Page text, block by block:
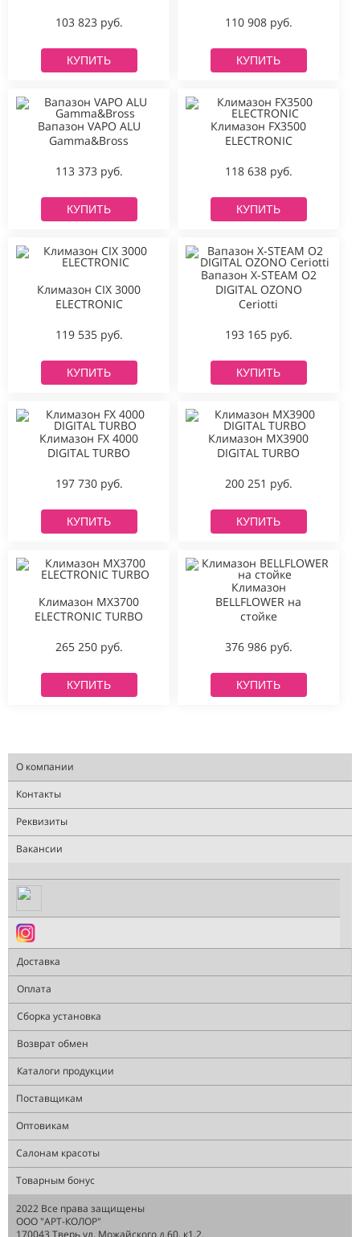
103 823 руб.
КУПИТЬ
110 908 руб.
КУПИТЬ
Вапазон VAPO ALU
Gamma&Bross
113 373 руб.
КУПИТЬ
Климазон FX3500
ELECTRONIC
118 638 руб.
КУПИТЬ
Климазон CIX 3000
ELECTRONIC
119 535 руб.
КУПИТЬ
Вапазон X-STEAM O2
DIGITAL OZONO
Ceriotti
193 165 руб.
КУПИТЬ
Климазон FX 4000
DIGITAL TURBO
197 730 руб.
КУПИТЬ
Климазон MX3900
DIGITAL TURBO
200 251 руб.
КУПИТЬ
Климазон MX3700
ELECTRONIC TURBO
265 250 руб.
КУПИТЬ
Климазон
BELLFLOWER на
стойке
376 986 руб.
КУПИТЬ
О компании
Контакты
Реквизиты
Вакансии
Доставка
Оплата
Сборка установка
Возврат обмен
Каталоги продукции
Поставщикам
Оптовикам
Салонам красоты
Товарным бонус
2022 Все права защищены
ООО "АРТ-КОЛОР"
170043 Тверь ул. Можайского д.60, к1,2.